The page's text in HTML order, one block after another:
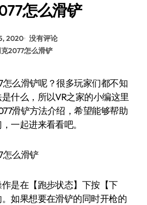
怎么滑铲
2020 没有评论
2077怎么滑铲
什么，所以VR之家的小编这里
滑铲方法介绍，希望能够帮助
一起进来看看吧。
么滑铲
在【跑步状态】下按【下
如果想要在滑铲的同时开枪的